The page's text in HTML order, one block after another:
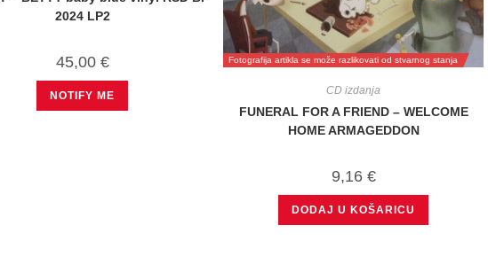
2024 LP2
45,00 €
NOTIFY ME
Fotografija artikla se može razlikovati od stvarnog stanja
CD izdanja
FUNERAL FOR A FRIEND – WELCOME
HOME ARMAGEDDON
9,16 €
DODAJ U KOŠARICU